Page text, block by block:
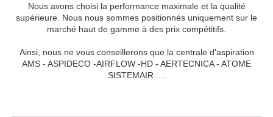
Nous avons choisi la performance maximale et la qualité
supérieure. Nous nous sommes positionnés uniquement sur le
marché haut de gamme à des prix compétitifs.
Ainsi, nous ne vous conseillerons que la centrale d'aspiration
AMS - ASPIDECO -AIRFLOW -HD - AERTECNICA - ATOME
SISTEMAIR ....